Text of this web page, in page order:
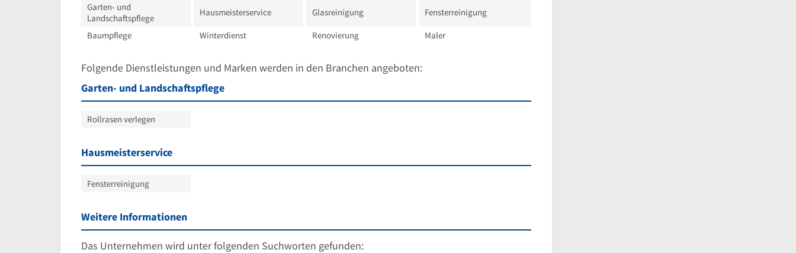
Garten- und
Landschaftspflege
Hausmeisterservice Glasreinigung Fensterreinigung
Baumpflege Winterdienst Renovierung Maler
Folgende Dienstleistungen und Marken werden in den Branchen angeboten:
Garten- und Landschaftspflege
Rollrasen verlegen
Hausmeisterservice
Fensterreinigung
Weitere Informationen
Das Unternehmen wird unter folgenden Suchworten gefunden: